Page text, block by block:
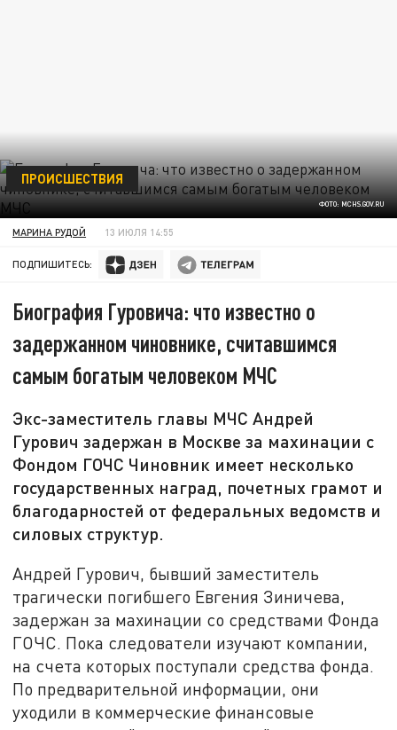
ФОТО: MCHS.GOV.RU
ПРОИСШЕСТВИЯ
МАРИНА РУДОЙ 13 ИЮЛЯ 14:55
ПОДПИШИТЕСЬ:
Биография Гуровича: что известно о
задержанном чиновнике, считавшимся
самым богатым человеком МЧС
Экс-заместитель главы МЧС Андрей
Гурович задержан в Москве за махинации с
Фондом ГОЧС Чиновник имеет несколько
государственных наград, почетных грамот и
благодарностей от федеральных ведомств и
силовых структур.
Андрей Гурович, бывший заместитель
трагически погибшего Евгения Зиничева,
задержан за махинации со средствами Фонда
ГОЧС. Пока следователи изучают компании,
на счета которых поступали средства фонда.
По предварительной информации, они
уходили в коммерческие финансовые